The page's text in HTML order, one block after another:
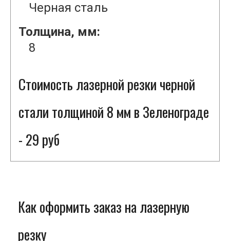
Черная сталь
Толщина, мм:
8
Стоимость лазерной резки черной
стали толщиной 8 мм в Зеленограде
- 29 руб
Как оформить заказ на лазерную
резку